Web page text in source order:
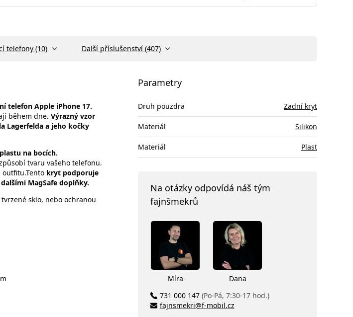
telefony (10) Další příslušenství (407)
telefon Apple iPhone 17.
během dne. Výrazný vzor
Lagerfelda a jeho kočky
na bocích.
tvaru vašeho telefonu.
outfitu.Tento kryt podporuje
MagSafe doplňky.
sklo, nebo ochranou
Parametry
Druh pouzdra Zadní kryt
Materiál Silikon
Materiál Plast
Na otázky odpovídá náš tým
fajnšmekrů
Míra
Dana
731 000 147 (Po-Pá, 7:30-17 hod.)
fajnsmekri@f-mobil.cz